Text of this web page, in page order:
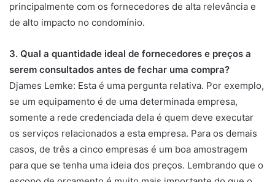
principalmente com os fornecedores de alta relevância e
de alto impacto no condomínio.
3. Qual a quantidade ideal de fornecedores e preços a
serem consultados antes de fechar uma compra?
Djames Lemke: Esta é uma pergunta relativa. Por exemplo,
se um equipamento é de uma determinada empresa,
somente a rede credenciada dela é quem deve executar
os serviços relacionados a esta empresa. Para os demais
casos, de três a cinco empresas é um boa amostragem
para que se tenha uma ideia dos preços. Lembrando que o